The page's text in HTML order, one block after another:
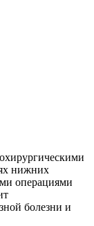
нижних
операциями
болезни и